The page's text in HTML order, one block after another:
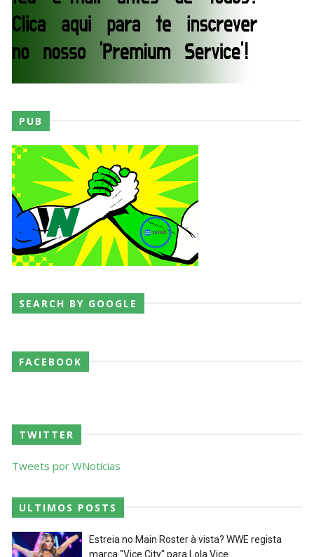
PUB
SEARCH BY GOOGLE
FACEBOOK
TWITTER
Tweets por WNoticias
ULTIMOS POSTS
Estreia no Main Roster à vista? WWE regista
marca "Vice City" para Lola Vice